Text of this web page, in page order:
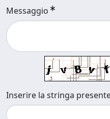
Messaggio
Inserire la stringa